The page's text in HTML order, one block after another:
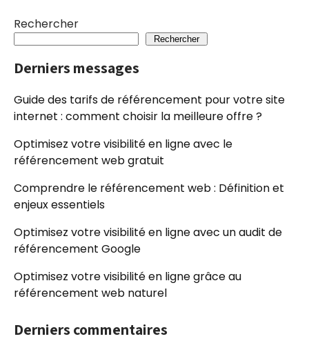
Rechercher
Rechercher
Derniers messages
Guide des tarifs de référencement pour votre site
internet : comment choisir la meilleure offre ?
Optimisez votre visibilité en ligne avec le
référencement web gratuit
Comprendre le référencement web : Définition et
enjeux essentiels
Optimisez votre visibilité en ligne avec un audit de
référencement Google
Optimisez votre visibilité en ligne grâce au
référencement web naturel
Derniers commentaires